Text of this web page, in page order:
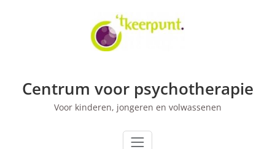
Centrum voor psychotherapie
Voor kinderen, jongeren en volwassenen